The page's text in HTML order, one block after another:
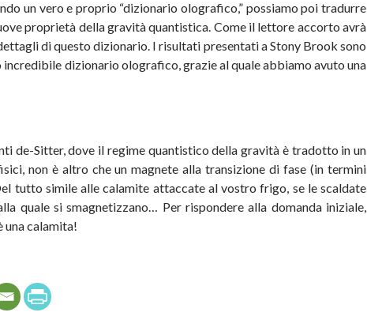
un vero e proprio “dizionario olografico,” possiamo poi tradurre
proprietà della gravità quantistica. Come il lettore accorto avrà
di questo dizionario. I risultati presentati a Stony Brook sono
dizionario olografico, grazie al quale abbiamo avuto una
de-Sitter, dove il regime quantistico della gravità è tradotto in un
non è altro che un magnete alla transizione di fase (in termini
tutto simile alle calamite attaccate al vostro frigo, se le scaldate
quale si smagnetizzano… Per rispondere alla domanda iniziale,
una calamita!